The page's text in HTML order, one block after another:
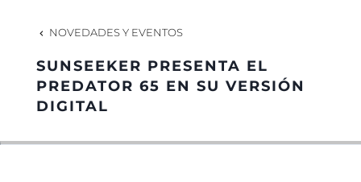
EL EQUIPO
HISTORIA
VALORE SU EMBARCACIÓN
NOVEDADES Y EVENTOS
SUNSEEKER PRESENTA EL
PREDATOR 65 EN SU VERSIÓN
DIGITAL